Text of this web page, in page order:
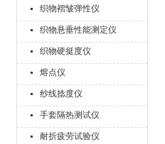
织物褶皱弹性仪
织物悬垂性能测定仪
织物硬挺度仪
熔点仪
纱线捻度仪
手套隔热测试仪
耐折疲劳试验仪